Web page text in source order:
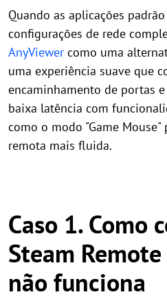
Quando as aplicações
configurações de rede
AnyViewer como uma
uma experiência suave que
encaminhamento de portas
baixa latência com
como o modo "Game
remota mais fluida.
Caso 1. Como
Steam
não funciona